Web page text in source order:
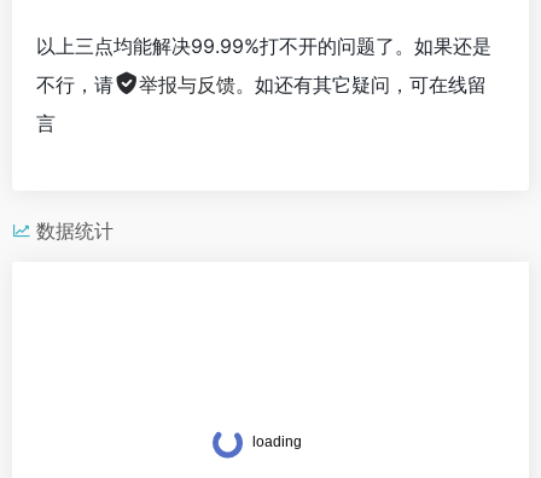
以上三点均能解决99.99%打不开的问题了。如果还是
不行，请
举报与反馈。如还有其它疑问，可在线留
言
数据统计